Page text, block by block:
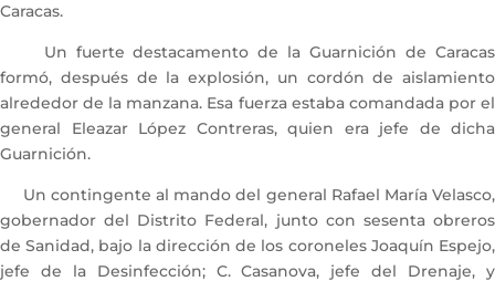
Caracas.
Un fuerte destacamento de la Guarnición de Caracas
formó, después de la explosión, un cordón de aislamiento
alrededor de la manzana. Esa fuerza estaba comandada por el
general Eleazar López Contreras, quien era jefe de dicha
Guarnición.
Un contingente al mando del general Rafael María Velasco,
gobernador del Distrito Federal, junto con sesenta obreros
de Sanidad, bajo la dirección de los coroneles Joaquín Espejo,
jefe de la Desinfección; C. Casanova, jefe del Drenaje, y